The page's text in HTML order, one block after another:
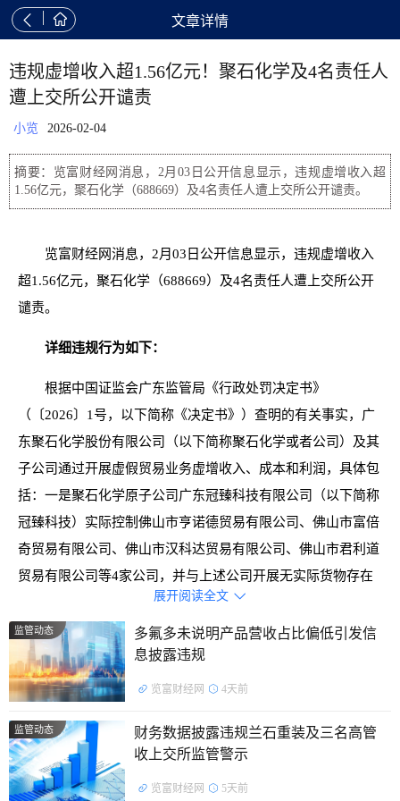
  文章详情
违规虚增收入超1.56亿元！聚石化学及4名责任人
遭上交所公开谴责
小览 2026-02-04
摘要：览富财经网消息，2月03日公开信息显示，违规虚增收入超
1.56亿元，聚石化学（688669）及4名责任人遭上交所公开谴责。
览富财经网消息，2月03日公开信息显示，违规虚增收入
超1.56亿元，聚石化学（688669）及4名责任人遭上交所公开
谴责。
详细违规行为如下：
根据中国证监会广东监管局《行政处罚决定书》
（〔2026〕1号，以下简称《决定书》）查明的有关事实，广
东聚石化学股份有限公司（以下简称聚石化学或者公司）及其
子公司通过开展虚假贸易业务虚增收入、成本和利润，具体包
括：一是聚石化学原子公司广东冠臻科技有限公司（以下简称
冠臻科技）实际控制佛山市亨诺德贸易有限公司、佛山市富倍
奇贸易有限公司、佛山市汉科达贸易有限公司、佛山市君利道
贸易有限公司等4家公司，并与上述公司开展无实际货物存在
的虚假贸易业务，对应虚增收入86,550,865.69元，虚增成本
88,238,071.82元，虚减利润1,687,206.13元。二是聚石化学介
入到第三方公司已开展的聚丙烯等贸易链条中，对应的采购和
销售金额基本一致，货物仅以自行制作的货权转让单流转，相
52,236,440.86元，未虚增利润。三是聚石化学子公司安徽聚润
贸易有限公司向福建雄楚鑫石油化工有限公司、湖北八极山石
化有限公司销售异辛烷货物，但货物未实际出库，对应虚增收
展开阅读全文 
监管动态
多氟多未说明产品营收占比偏低引发信
息披露违规
览富财经网 4天前
监管动态
财务数据披露违规兰石重装及三名高管
收上交所监管警示
览富财经网 5天前